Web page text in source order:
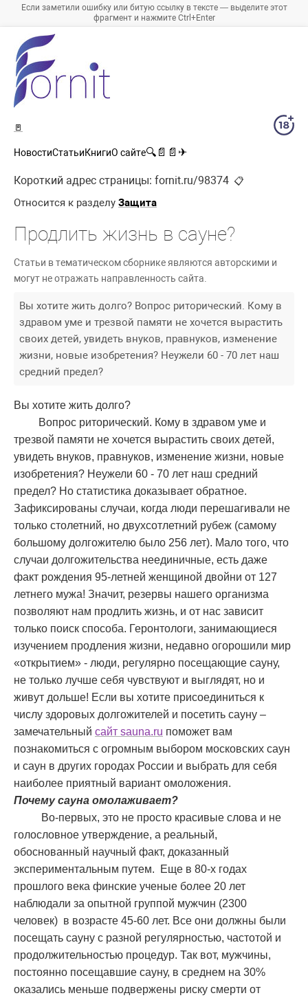
Если заметили ошибку или битую ссылку в тексте — выделите этот
фрагмент и нажмите Ctrl+Enter
🚪
НовостиСтатьиКнигиО сайте🔍 📄 📄 ✈
Короткий адрес страницы: fornit.ru/98374 📋
Относится к разделу Защита
Продлить жизнь в сауне?
Статьи в тематическом сборнике являются авторскими и
могут не отражать направленность сайта.
Вы хотите жить долго? Вопрос риторический. Кому в
здравом уме и трезвой памяти не хочется вырастить
своих детей, увидеть внуков, правнуков, изменение
жизни, новые изобретения? Неужели 60 - 70 лет наш
средний предел?
Вы хотите жить долго?
Вопрос риторический. Кому в здравом уме и
трезвой памяти не хочется вырастить своих детей,
увидеть внуков, правнуков, изменение жизни, новые
изобретения? Неужели 60 - 70 лет наш средний
предел? Но статистика доказывает обратное.
Зафиксированы случаи, когда люди перешагивали не
только столетний, но двухсотлетний рубеж (самому
большому долгожителю было 256 лет). Мало того, что
случаи долгожительства неединичные, есть даже
факт рождения 95-летней женщиной двойни от 127
летнего мужа! Значит, резервы нашего организма
позволяют нам продлить жизнь, и от нас зависит
только поиск способа. Геронтологи, занимающиеся
изучением продления жизни, недавно огорошили мир
«открытием» - люди, регулярно посещающие сауну,
не только лучше себя чувствуют и выглядят, но и
живут дольше! Если вы хотите присоединиться к
числу здоровых долгожителей и посетить сауну –
замечательный сайт sauna.ru поможет вам
познакомиться с огромным выбором московских саун
и саун в других городах России и выбрать для себя
наиболее приятный вариант омоложения.
Почему сауна омолаживает?
Во-первых, это не просто красивые слова и не
голословное утверждение, а реальный,
обоснованный научный факт, доказанный
экспериментальным путем. Еще в 80-х годах
прошлого века финские ученые более 20 лет
наблюдали за опытной группой мужчин (2300
человек) в возрасте 45-60 лет. Все они должны были
посещать сауну с разной регулярностью, частотой и
продолжительностью процедур. Так вот, мужчины,
постоянно посещавшие сауну, в среднем на 30%
оказались меньше подвержены риску смерти от